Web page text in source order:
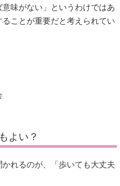
意味がない」というわけではあ
ことが重要だと考えられてい
よい？
れるのが、「歩いても大丈夫